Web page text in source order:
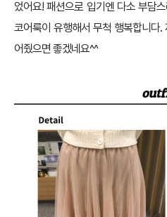
었어요! 패션으로 입기엔 다소 부담
코어룩이 유행해서 무척 행복합니다
어줬으면 좋겠네요^^